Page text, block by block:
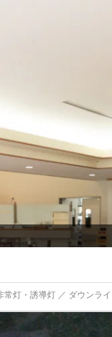
灯・誘導灯 ／ ダウンラ